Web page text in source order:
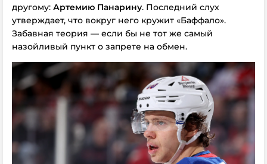
другому: Артемию Панарину. Последний слух
утверждает, что вокруг него кружит «Баффало».
Забавная теория — если бы не тот же самый
назойливый пункт о запрете на обмен.